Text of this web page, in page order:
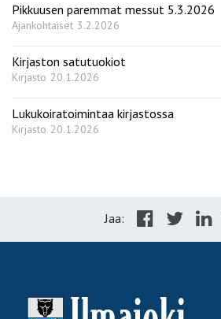
Pikkuusen paremmat messut 5.3.2026
Ajankohtaiset 3.2.2026
Kirjaston satutuokiot
Kirjasto 20.1.2026
Lukukoiratoimintaa kirjastossa
Kirjasto 20.1.2026
Jaa: